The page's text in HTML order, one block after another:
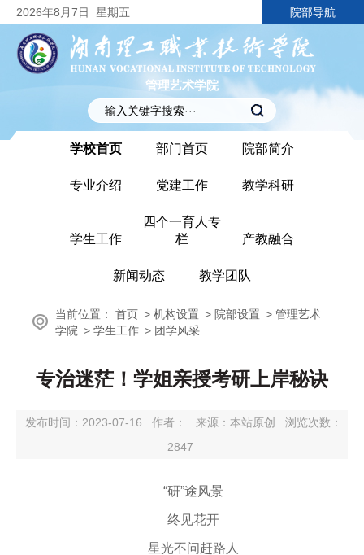
2026年8月7日 星期五 院部导航
管理艺术学院
学校首页 部门首页 院部简介
专业介绍 党建工作 教学科研
学生工作
四个一育人专
栏
产教融合
新闻动态 教学团队
当前位置： 首页 > 机构设置 > 院部设置 > 管理艺术
学院 > 学生工作 > 团学风采
专治迷茫！学姐亲授考研上岸秘诀
发布时间：2023-07-16 作者： 来源：本站原创
浏览次数：
2847
“研”途风景
终见花开
星光不问赶路人